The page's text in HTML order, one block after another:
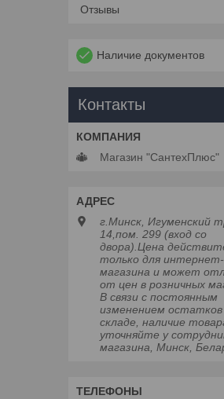
Отзывы
Наличие документов
Контакты
Магазин "СантехПлюс"
г.Минск, Игуменский
14,пом. 299 (вход со
двора).Цена
только для интернет-
магазина и может
от цен в розничных
В связи с постоянным
изменением остатков
складе, наличие
уточняйте у
магазина, Минск,